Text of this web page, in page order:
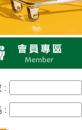
:
: